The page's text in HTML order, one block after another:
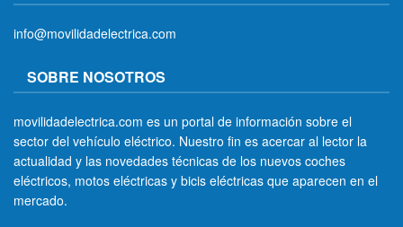
info@movilidadelectrica.com
SOBRE NOSOTROS
movilidadelectrica.com es un portal de información sobre el
sector del vehículo eléctrico. Nuestro fin es acercar al lector la
actualidad y las novedades técnicas de los nuevos coches
eléctricos, motos eléctricas y bicis eléctricas que aparecen en el
mercado.